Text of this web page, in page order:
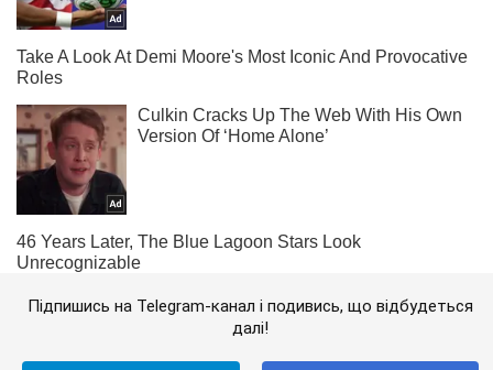
Підпишись на Telegram-канал і подивись, що відбудеться
далі!